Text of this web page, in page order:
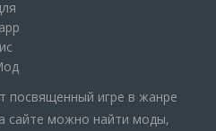
посвященный игре в жанре
сайте можно найти моды,